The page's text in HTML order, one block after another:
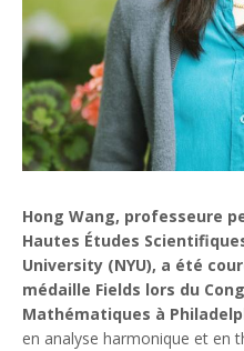
Hong Wang, professeure
Hautes Études
University (NYU), a été
médaille Fields lors du
Mathématiques à
en analyse harmonique et en